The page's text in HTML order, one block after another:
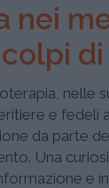
nei
di
nelle
e fedeli
da parte
Una
e